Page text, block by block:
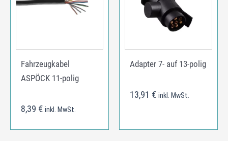
Fahrzeugkabel
ASPÖCK 11-polig
8,39 € inkl. MwSt.
Adapter 7- auf 13-polig
13,91 € inkl. MwSt.